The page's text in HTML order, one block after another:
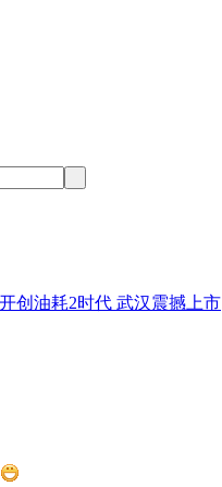
创油耗2时代 武汉震撼上市